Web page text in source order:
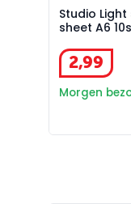
Studio
sheet A6
2,99
Morgen